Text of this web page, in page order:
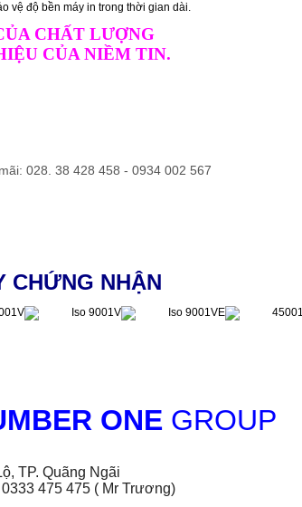
vệ độ bền máy in trong thời gian dài.
CHẤT LƯỢNG
CỦA NIỀM TIN.
028. 38 428 458 - 0934 002 567
CHỨNG NHẬN
ONE GROUP
TP. Quãng Ngãi
475 475 ( Mr Trương)